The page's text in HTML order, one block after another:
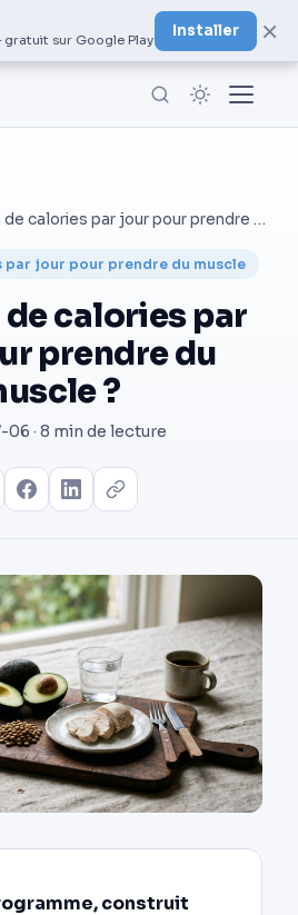
gratuit sur Google Play
Installer ×
Combien de calories par jour pour prendre du muscle ?
par jour pour prendre du muscle
calories par
prendre du
?
· 8 min de lecture
construit